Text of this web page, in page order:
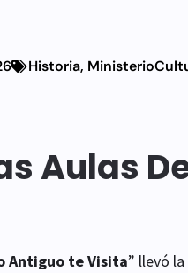
Historia,
Aulas
Antiguo te Visita” llevó